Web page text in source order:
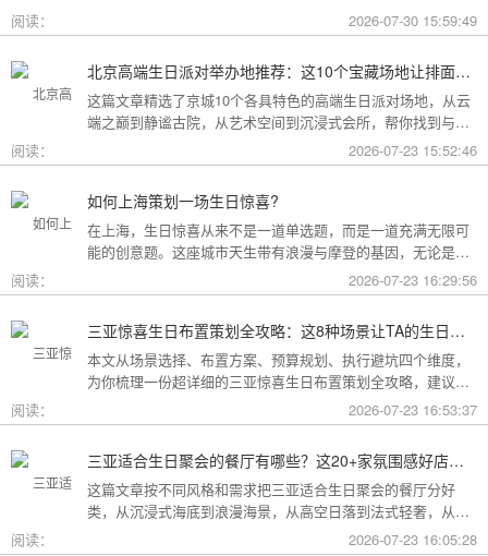
阅读： 2026-07-30 15:59:49
北京高端生日派对举办地推荐：这10个宝藏场地让排面与品味兼得
这篇文章精选了京城10个各具特色的高端生日派对场地，从云
端之巅到静谧古院，从艺术空间到沉浸式会所，帮你找到与心
阅读： 2026-07-23 15:52:46
如何上海策划一场生日惊喜?
在上海，生日惊喜从来不是一道单选题，而是一道充满无限可
能的创意题。这座城市天生带有浪漫与摩登的基因，无论是外
滩的璀璨夜景，还是梧桐树下的老洋房，都为策划惊喜提供了
无尽的灵感
阅读： 2026-07-23 16:29:56
三亚惊喜生日布置策划全攻略：这8种场景让TA的生日成为永远难忘的回忆
本文从场景选择、布置方案、预算规划、执行避坑四个维度，
为你梳理一份超详细的三亚惊喜生日布置策划全攻略，建议收
阅读： 2026-07-23 16:53:37
三亚适合生日聚会的餐厅有哪些？这20+家氛围感好店按风格挑，一篇搞定
这篇文章按不同风格和需求把三亚适合生日聚会的餐厅分好
类，从沉浸式海底到浪漫海景，从高空日落到法式轻奢，从热
带庭院到高性价比好店，直接对号入座就行。
阅读： 2026-07-23 16:05:28